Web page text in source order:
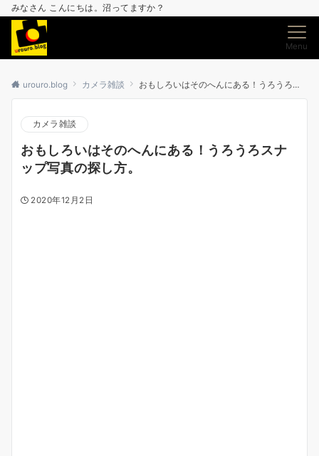
みなさん こんにちは。沼ってますか？
Menu
urouro.blog カメラ雑談 おもしろいはそのへんにある！うろうろスナップ写真の探し方。
カメラ雑談
おもしろいはそのへんにある！うろうろスナ
ップ写真の探し方。
2020年12月2日